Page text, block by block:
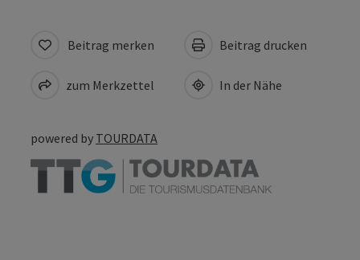
Beitrag merken
zum Merkzettel
Beitrag drucken
In der Nähe
powered by TOURDATA